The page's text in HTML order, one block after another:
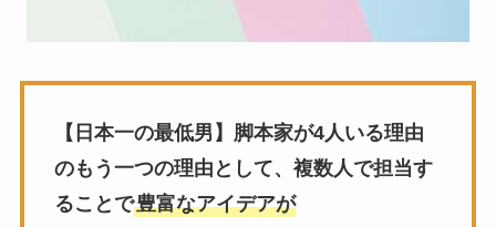
【日本一の最低男】脚本家が4人いる理由
のもう一つの理由として、複数人で担当す
ることで豊富なアイデアが